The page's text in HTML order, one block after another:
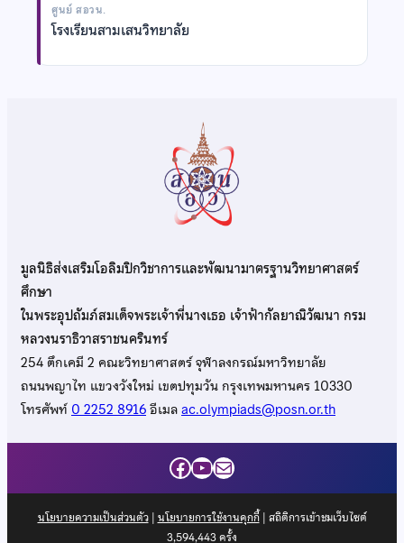
ศูนย์ สอวน.
โรงเรียนสามเสนวิทยาลัย
มูลนิธิส่งเสริมโอลิมปิกวิชาการและพัฒนามาตรฐานวิทยาศาสตร์
ศึกษา
ในพระอุปถัมภ์สมเด็จพระเจ้าพี่นางเธอ เจ้าฟ้ากัลยาณิวัฒนา กรม
หลวงนราธิวาสราชนครินทร์
254 ตึกเคมี 2 คณะวิทยาศาสตร์ จุฬาลงกรณ์มหาวิทยาลัย
ถนนพญาไท แขวงวังใหม่ เขตปทุมวัน กรุงเทพมหานคร 10330
โทรศัพท์0 2252 8916อีเมลac.olympiads@posn.or.th
Facebook
YouTube
Mail
นโยบายความเป็นส่วนตัว| นโยบายการใช้งานคุกกี้| สถิติการเข้าชมเว็บไซต์
3,594,443ครั้ง